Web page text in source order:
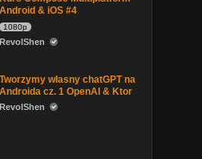
Android & iOS #4
1080p
RevolShen
Tworzymy własny chatGPT na
Androida cz. 1 OpenAI & Ktor
RevolShen